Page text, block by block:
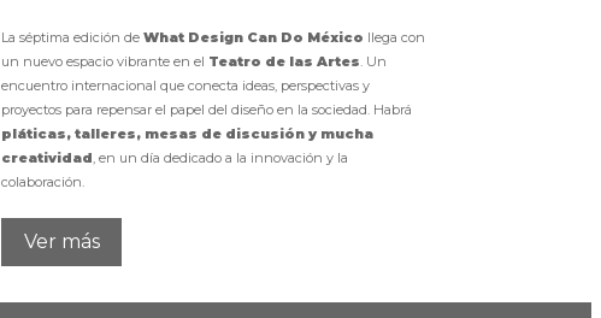
La séptima edición deWhat Design Can Do México llega con
un nuevo espacio vibrante en el Teatro de las Artes . Un
encuentro internacional que conecta ideas, perspectivas y
proyectos para repensar el papel del diseño en la sociedad. Habrá
pláticas, talleres, mesas de discusión y mucha
creatividad , en un día dedicado a la innovación y la
colaboración.
Ver más